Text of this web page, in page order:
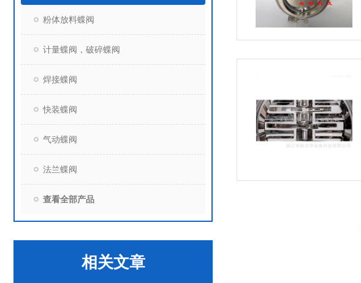
粉体放料蝶阀
计量蝶阀，破碎蝶阀
焊接蝶阀
快装蝶阀
气动蝶阀
法兰蝶阀
查看全部产品
相关文章